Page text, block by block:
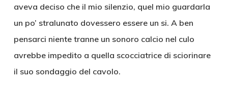
aveva deciso che il mio silenzio, quel mio guardarla
un po’ stralunato dovessero essere un si. A ben
pensarci niente tranne un sonoro calcio nel culo
avrebbe impedito a quella scocciatrice di sciorinare
il suo sondaggio del cavolo.